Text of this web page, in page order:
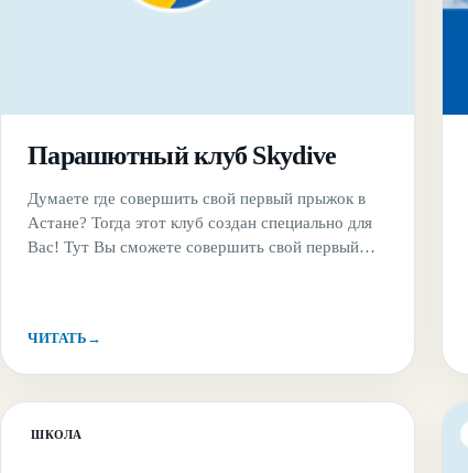
Парашютный клуб Skydive
Думаете где совершить свой первый прыжок в
Астане? Тогда этот клуб создан специально для
Вас! Тут Вы сможете совершить свой первый
высота и Вы сможете выбрать полет высотой от
ЧИТАТЬ →
ШКОЛА